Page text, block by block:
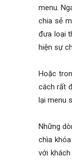
menu.
chia sẻ
đưa loại
hiện sự
Hoặc
cách rất
lại menu
Những
chìa
với